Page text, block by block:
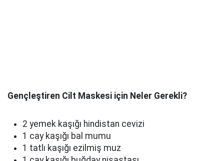
Gençleştiren Cilt Maskesi için Neler Gerekli?
2 yemek kaşığı hindistan cevizi
1 cay kaşığı bal mumu
1 tatlı kaşığı ezilmiş muz